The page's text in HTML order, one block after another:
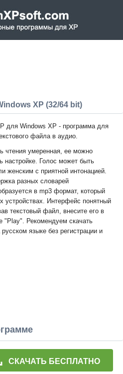
XP (32/64 bit)
для Windows XP - программа для
файла в аудио.
чтения умеренная, ее можно
настройке. Голос может быть
женским с приятной интонацией.
разных словарей
в mp3 формат, который
устройствах. Интерфейс понятный
текстовый файл, внесите его в
"Play". Рекомендуем скачать
языке без регистрации и
СКАЧАТЬ БЕСПЛАТНО